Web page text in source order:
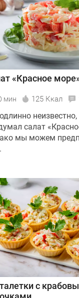
«Красное
мин 125 Ккал
неизвестно,
салат
мы можем
с